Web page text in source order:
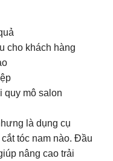
cho khách hàng
quy mô salon
là dụng cụ
tóc nam nào. Đầu
nâng cao trải